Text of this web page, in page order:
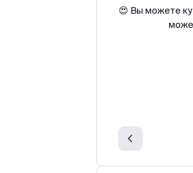
😍 Вы можете